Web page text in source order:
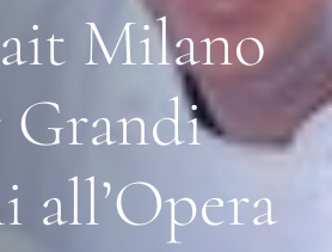
Milano
all’Opera